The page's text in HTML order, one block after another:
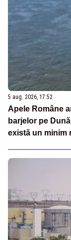
5 aug. 2026, 17:52
Apele Române
barjelor pe
există un minim